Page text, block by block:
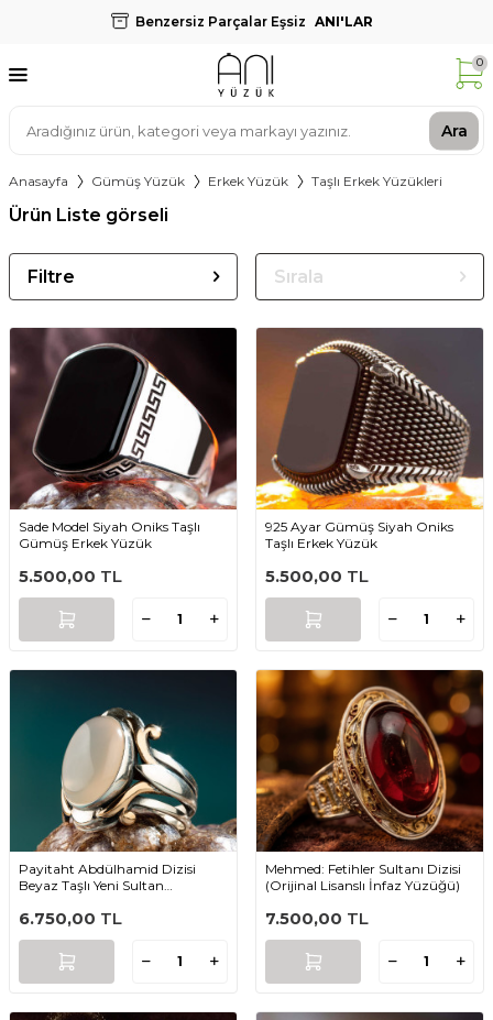
Benzersiz Parçalar Eşsiz ANI'LAR
Ara
0
Anasayfa Gümüş Yüzük Erkek Yüzük Taşlı Erkek Yüzükleri
Ürün Liste görseli
Filtre Sırala
Sade Model Siyah Oniks Taşlı
Gümüş Erkek Yüzük
5.500,00 TL
925 Ayar Gümüş Siyah Oniks
Taşlı Erkek Yüzük
5.500,00 TL
Payitaht Abdülhamid Dizisi
Beyaz Taşlı Yeni Sultan
6.750,00 TL
Mehmed: Fetihler Sultanı Dizisi
(Orijinal Lisanslı İnfaz Yüzüğü)
7.500,00 TL